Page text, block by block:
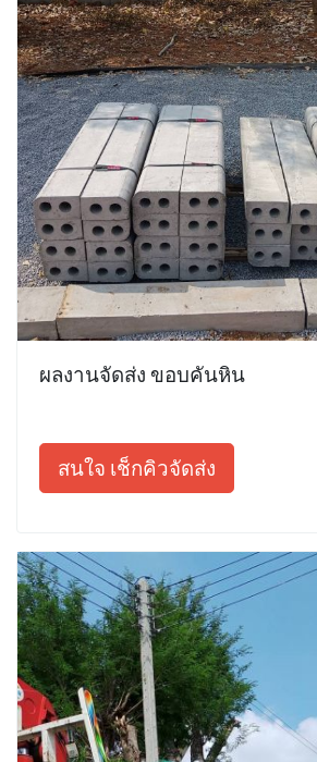
ผลงานจัดส่ง ขอบคันหิน
สนใจ เช็กคิวจัดส่ง